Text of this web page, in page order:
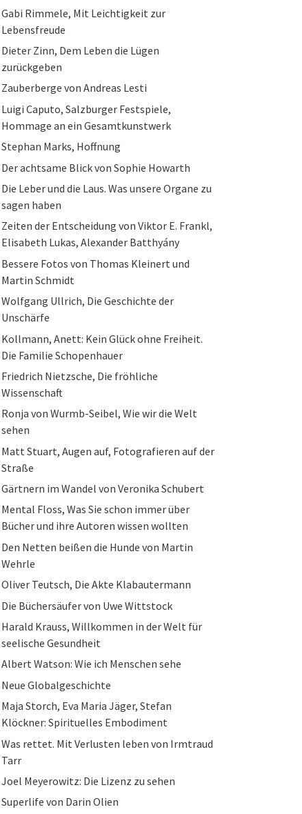
Gabi Rimmele, Mit Leichtigkeit zur
Lebensfreude
Dieter Zinn, Dem Leben die Lügen
zurückgeben
Zauberberge von Andreas Lesti
Luigi Caputo, Salzburger Festspiele,
Hommage an ein Gesamtkunstwerk
Stephan Marks, Hoffnung
Der achtsame Blick von Sophie Howarth
Die Leber und die Laus. Was unsere Organe zu
sagen haben
Zeiten der Entscheidung von Viktor E. Frankl,
Elisabeth Lukas, Alexander Batthyány
Bessere Fotos von Thomas Kleinert und
Martin Schmidt
Wolfgang Ullrich, Die Geschichte der
Unschärfe
Kollmann, Anett: Kein Glück ohne Freiheit.
Die Familie Schopenhauer
Friedrich Nietzsche, Die fröhliche
Wissenschaft
Ronja von Wurmb-Seibel, Wie wir die Welt
sehen
Matt Stuart, Augen auf, Fotografieren auf der
Straße
Gärtnern im Wandel von Veronika Schubert
Mental Floss, Was Sie schon immer über
Bücher und ihre Autoren wissen wollten
Den Netten beißen die Hunde von Martin
Wehrle
Oliver Teutsch, Die Akte Klabautermann
Die Büchersäufer von Uwe Wittstock
Harald Krauss, Willkommen in der Welt für
seelische Gesundheit
Albert Watson: Wie ich Menschen sehe
Neue Globalgeschichte
Maja Storch, Eva Maria Jäger, Stefan
Klöckner: Spirituelles Embodiment
Was rettet. Mit Verlusten leben von Irmtraud
Tarr
Joel Meyerowitz: Die Lizenz zu sehen
Superlife von Darin Olien